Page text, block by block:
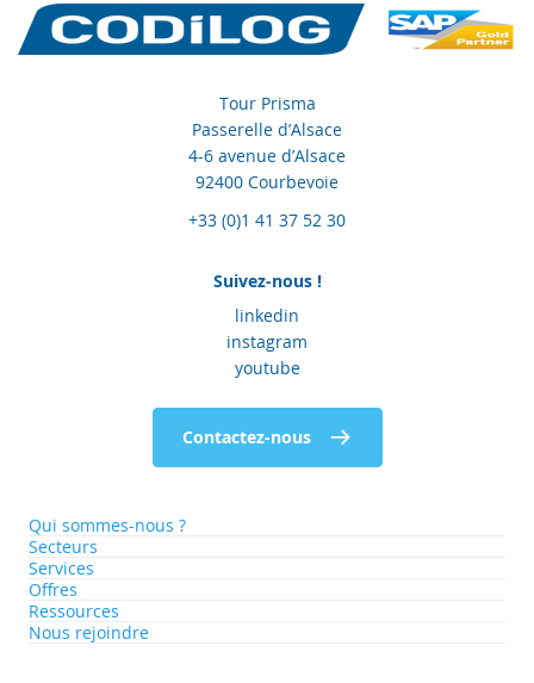
Tour Prisma
Passerelle d’Alsace
4-6 avenue d’Alsace
92400 Courbevoie
+33 (0)1 41 37 52 30
Suivez-nous !
linkedin
instagram
youtube
Contactez-nous
Qui sommes-nous ?
Secteurs
Services
Offres
Ressources
Nous rejoindre